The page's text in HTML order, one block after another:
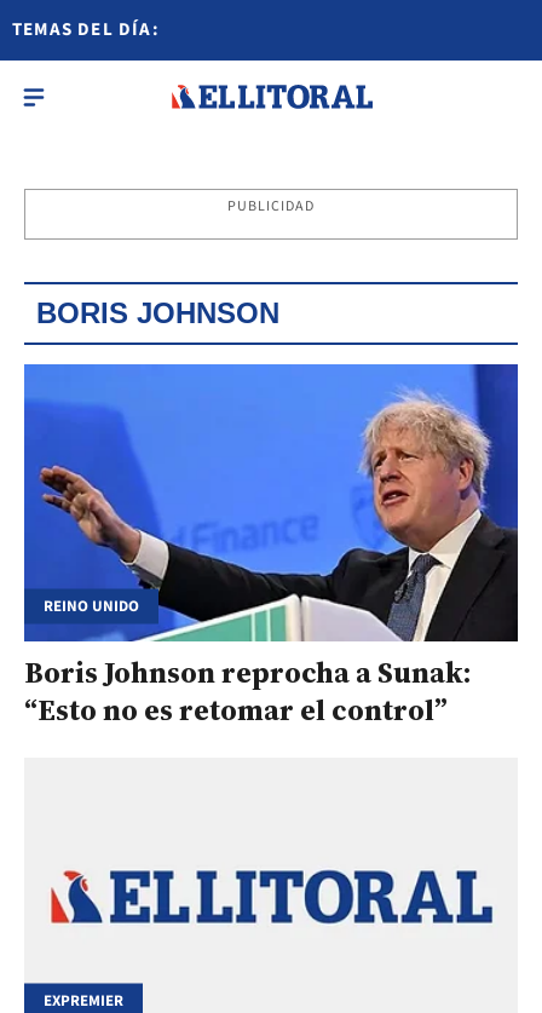
TEMAS DEL DÍA:
PUBLICIDAD
BORIS JOHNSON
REINO UNIDO
Boris Johnson reprocha a Sunak:
“Esto no es retomar el control”
EXPREMIER